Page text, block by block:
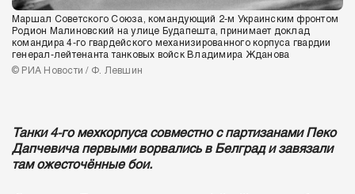
Маршал Советского Союза, командующий 2-м Украинским фронтом
Родион Малиновский на улице Будапешта, принимает доклад
командира 4-го гвардейского механизированного корпуса гвардии
генерал-лейтенанта танковых войск Владимира Жданова
© РИА Новости / Ф. Левшин
Танки 4-го мехкорпуса совместно с партизанами Пеко
Дапчевича первыми ворвались в Белград и завязали
там ожесточённые бои.